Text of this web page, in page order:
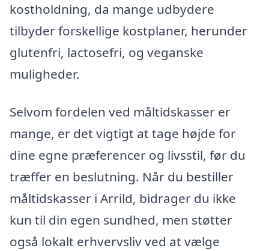
kostholdning, da mange udbydere
tilbyder forskellige kostplaner, herunder
glutenfri, lactosefri, og veganske
muligheder.
Selvom fordelen ved måltidskasser er
mange, er det vigtigt at tage højde for
dine egne præferencer og livsstil, før du
træffer en beslutning. Når du bestiller
måltidskasser i Arrild, bidrager du ikke
kun til din egen sundhed, men støtter
også lokalt erhvervsliv ved at vælge